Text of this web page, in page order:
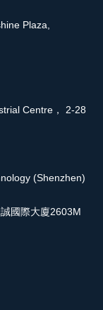
Plaza,
Centre， 2-28
(Shenzhen)
國際大廈2603M